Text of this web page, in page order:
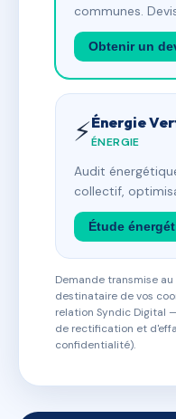
communes.
Obtenir un
⚡Énergie
ÉNERGIE
Audit
collectif,
Étude
Demande transmise
destinataire de vos
relation Syndic Digital
de rectification et
confidentialité).